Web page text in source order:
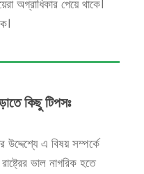
অগ্রাধিকার পেয়ে থাকে।
কিছু টিপসঃ
উদ্দেশ্যে এ বিষয় সম্পর্কে
ভাল নাগরিক হতে